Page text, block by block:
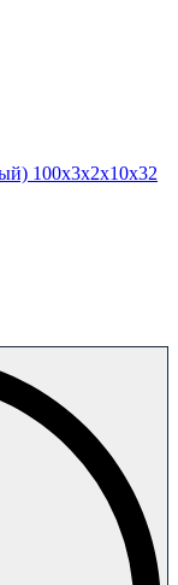
100х3х2х10х32